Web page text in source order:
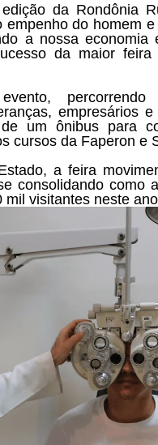
da Rondônia
do homem
a nossa economia
da maior feira
percorrendo
empresários e
um ônibus para
cursos da Faperon e
a feira
consolidando como
visitantes neste